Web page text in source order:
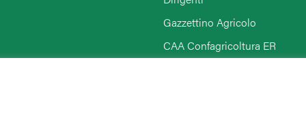
Gazzettino Agricolo
CAA Confagricoltura ER